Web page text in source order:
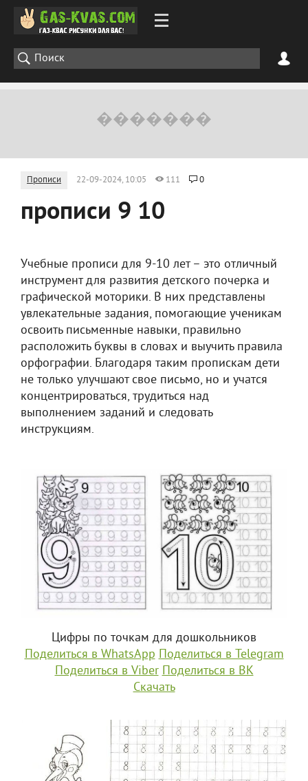
Прописи 22-09-2024, 10:05 111 0
прописи 9 10
Учебные прописи для 9-10 лет – это отличный
инструмент для развития детского почерка и
графической моторики. В них представлены
увлекательные задания, помогающие ученикам
освоить письменные навыки, правильно
расположить буквы в словах и выучить правила
орфографии. Благодаря таким пропискам дети
не только улучшают свое письмо, но и учатся
концентрироваться, трудиться над
выполнением заданий и следовать
инструкциям.
Цифры по точкам для дошкольников
Поделиться в WhatsApp Поделиться в Telegram
Поделиться в Viber Поделиться в ВК
Скачать